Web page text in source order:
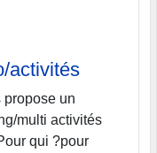
activités
un
multi activités
qui ?pour